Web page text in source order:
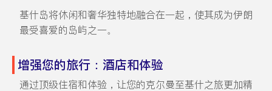
基什岛将休闲和奢华独特地融合在一起，使其成为伊朗
最受喜爱的岛屿之一。
增强您的旅行：酒店和体验
通过顶级住宿和体验，让您的克尔曼至基什之旅更加精